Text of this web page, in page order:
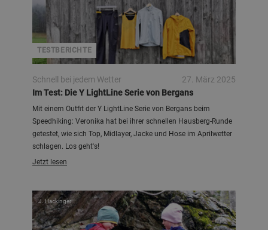
TESTBERICHTE
Schnell bei jedem Wetter
27. März 2025
Im Test: Die Y LightLine Serie von Bergans
Mit einem Outfit der Y LightLine Serie von Bergans beim
Speedhiking: Veronika hat bei ihrer schnellen Hausberg-Runde
getestet, wie sich Top, Midlayer, Jacke und Hose im Aprilwetter
schlagen. Los geht's!
Jetzt lesen
J. Hackinger